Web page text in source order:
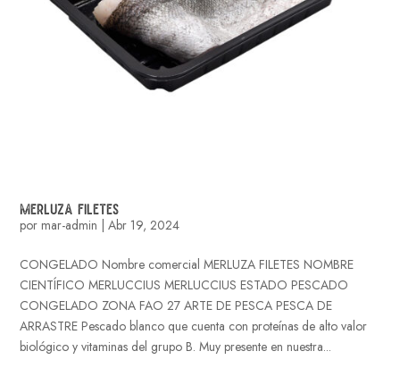
MERLUZA FILETES
pormar-admin |Abr 19, 2024
CONGELADO Nombre comercial MERLUZA FILETES NOMBRE
CIENTÍFICO MERLUCCIUS MERLUCCIUS ESTADO PESCADO
CONGELADO ZONA FAO 27 ARTE DE PESCA PESCA DE
ARRASTRE Pescado blanco que cuenta con proteínas de alto valor
biológico y vitaminas del grupo B. Muy presente en nuestra...